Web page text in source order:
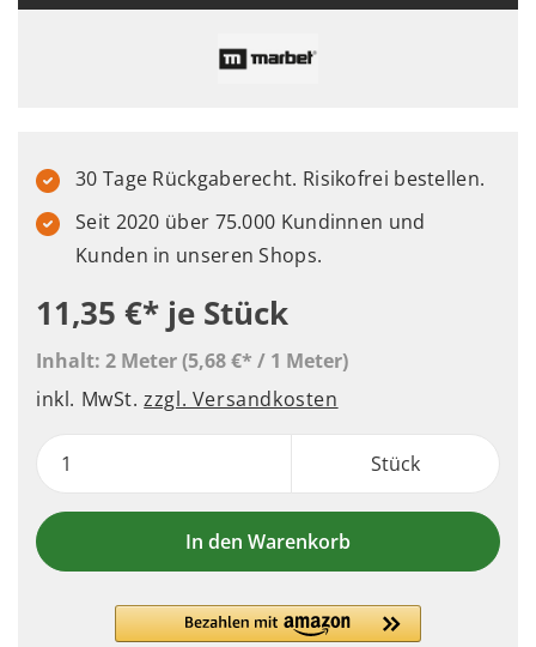
30 Tage Rückgaberecht. Risikofrei bestellen.
Seit 2020 über 75.000 Kundinnen und
Kunden in unseren Shops.
11,35 €* je Stück
Inhalt: 2 Meter(5,68 €* / 1 Meter)
inkl. MwSt.zzgl. Versandkosten
Stück
In den Warenkorb